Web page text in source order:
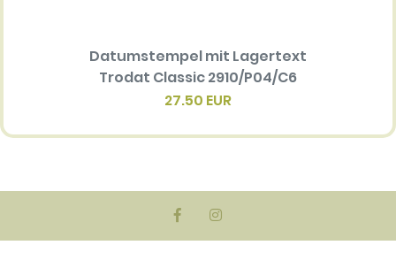
Datumstempel mit Lagertext
Trodat Classic 2910/P04/C6
27.50 EUR